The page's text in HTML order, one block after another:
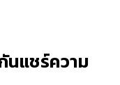
แชร์ความ